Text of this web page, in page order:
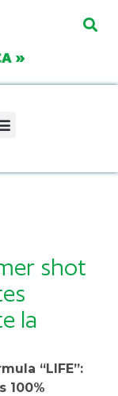
»
shot
la
“LIFE”:
100%